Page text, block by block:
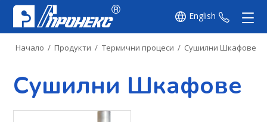
English +359
Начало / Продукти / Термични процеси / Сушилни Шкафове
Сушилни Шкафове